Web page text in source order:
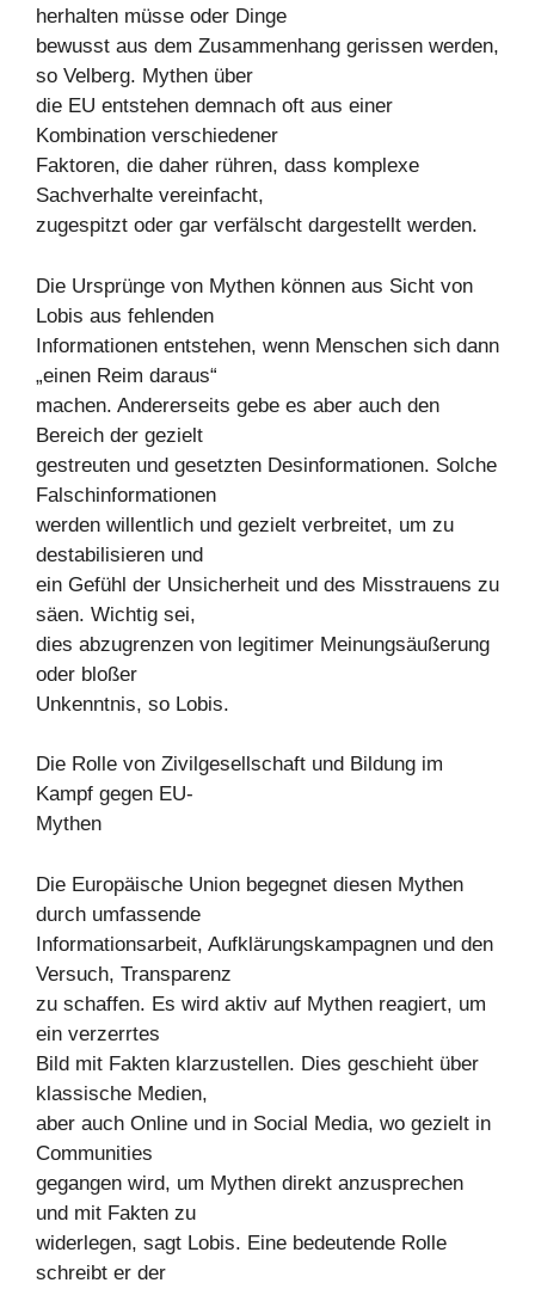
herhalten müsse oder Dinge
bewusst aus dem Zusammenhang gerissen werden,
so Velberg. Mythen über
die EU entstehen demnach oft aus einer
Kombination verschiedener
Faktoren, die daher rühren, dass komplexe
Sachverhalte vereinfacht,
zugespitzt oder gar verfälscht dargestellt werden.
Die Ursprünge von Mythen können aus Sicht von
Lobis aus fehlenden
Informationen entstehen, wenn Menschen sich dann
„einen Reim daraus“
machen. Andererseits gebe es aber auch den
Bereich der gezielt
gestreuten und gesetzten Desinformationen. Solche
Falschinformationen
werden willentlich und gezielt verbreitet, um zu
destabilisieren und
ein Gefühl der Unsicherheit und des Misstrauens zu
säen. Wichtig sei,
dies abzugrenzen von legitimer Meinungsäußerung
oder bloßer
Unkenntnis, so Lobis.
Die Rolle von Zivilgesellschaft und Bildung im
Kampf gegen EU-
Mythen
Die Europäische Union begegnet diesen Mythen
durch umfassende
Informationsarbeit, Aufklärungskampagnen und den
Versuch, Transparenz
zu schaffen. Es wird aktiv auf Mythen reagiert, um
ein verzerrtes
Bild mit Fakten klarzustellen. Dies geschieht über
klassische Medien,
aber auch Online und in Social Media, wo gezielt in
Communities
gegangen wird, um Mythen direkt anzusprechen
und mit Fakten zu
widerlegen, sagt Lobis. Eine bedeutende Rolle
schreibt er der